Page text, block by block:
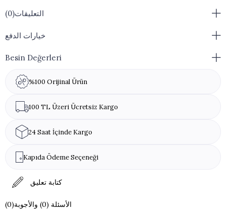
التعليقات(0)
خيارات الدفع
Besin Değerleri
%100 Orijinal Ürün
100 TL Üzeri Ücretsiz Kargo
24 Saat İçinde Kargo
Kapıda Ödeme Seçeneği
كتابة تعليق
(0)الأسئلة (0) والأجوبة